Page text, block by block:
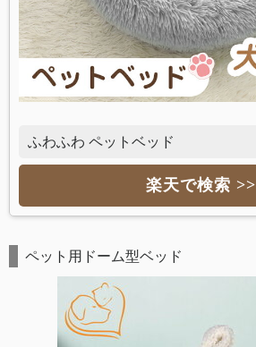
ふわふわ ペットベッド
楽天で検索 >>
ペット用ドーム型ベッド